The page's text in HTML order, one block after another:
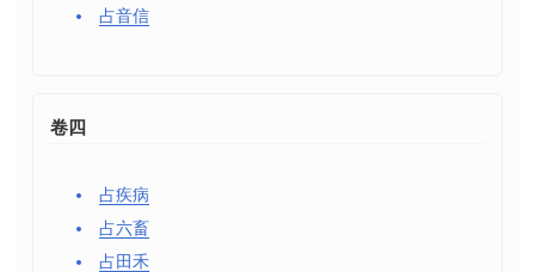
占音信
卷四
占疾病
占六畜
占田禾